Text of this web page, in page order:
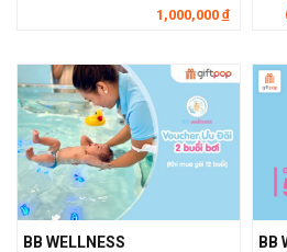
1,000,000 đ
BB WELLNESS BB